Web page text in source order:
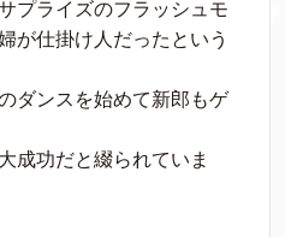
プライズのフラッシュモ
が仕掛け人だったという
ダンスを始めて新郎もゲ
成功だと綴られていま